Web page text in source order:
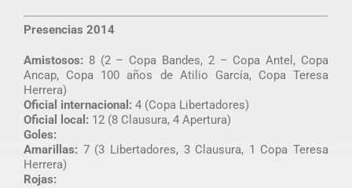
Presencias 2014
Amistosos: 8 (2 – Copa Bandes, 2 – Copa Antel, Copa
Ancap, Copa 100 años de Atilio García, Copa Teresa
Herrera)
Oficial internacional: 4 (Copa Libertadores)
Oficial local: 12 (8 Clausura, 4 Apertura)
Goles:
Amarillas: 7 (3 Libertadores, 3 Clausura, 1 Copa Teresa
Herrera)
Rojas: